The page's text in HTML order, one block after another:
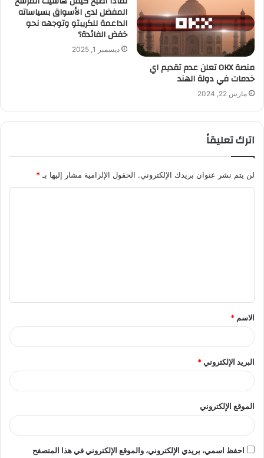
منصة OKX تعلن عدم تقديم اي
خدمات في دولة الهند
مارس 22, 2024
المفضل لدى الأسواق بسياساته
الداعمة للكريبتو وتوجهه نحو
خفض الفائدة؟
ديسمبر 1, 2025
اترك تعليقاً
لن يتم نشر عنوان بريدك الإلكتروني. الحقول الإلزامية مشار إليها بـ *
ق
*
الاسم *
البريد الإلكتروني*
الموقع الإلكتروني
احفظ اسمي، بريدي الإلكتروني، والموقع الإلكتروني في هذا المتصفح